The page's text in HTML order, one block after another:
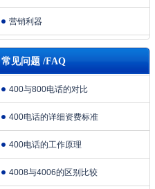
营销利器
常见问题 /FAQ
400与800电话的对比
400电话的详细资费标准
400电话的工作原理
4008与4006的区别比较